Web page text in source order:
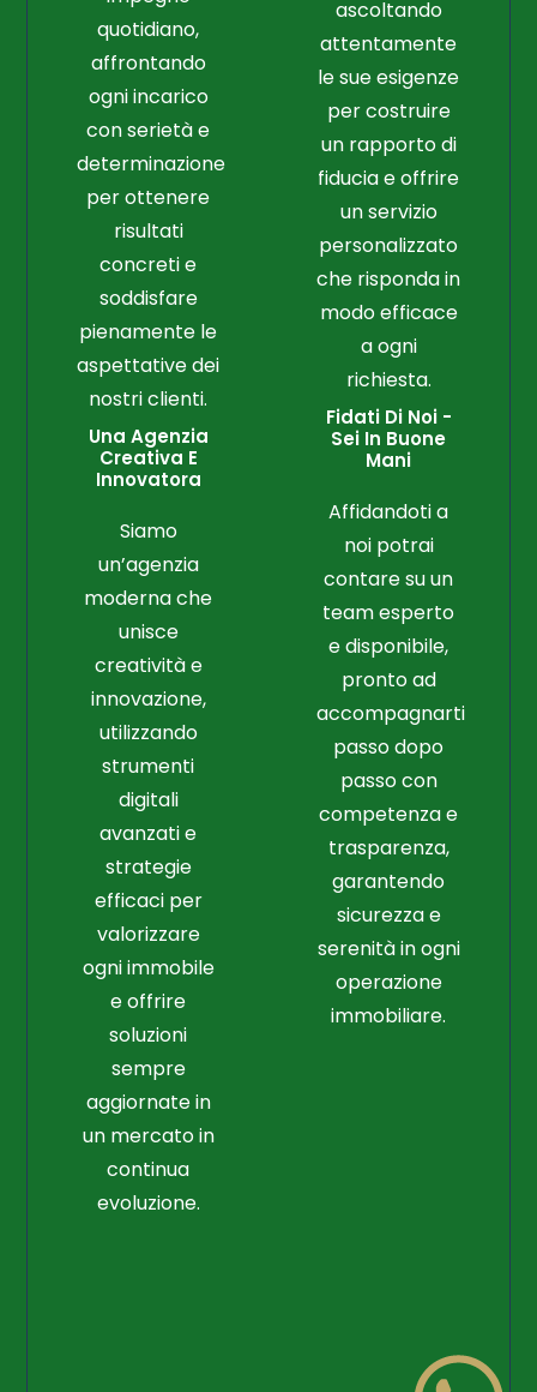
quotidiano,
affrontando
ogni incarico
con serietà e
determinazione
per ottenere
risultati
concreti e
soddisfare
pienamente le
aspettative dei
nostri clienti.
Una Agenzia
Creativa E
Innovatora
Siamo
un’agenzia
moderna che
unisce
creatività e
innovazione,
utilizzando
strumenti
digitali
avanzati e
strategie
efficaci per
valorizzare
ogni immobile
e offrire
soluzioni
sempre
aggiornate in
un mercato in
continua
evoluzione.
ascoltando
attentamente
le sue esigenze
per costruire
un rapporto di
fiducia e offrire
un servizio
personalizzato
che risponda in
modo efficace
a ogni
richiesta.
Fidati Di Noi -
Sei In Buone
Mani
Affidandoti a
noi potrai
contare su un
team esperto
e disponibile,
pronto ad
accompagnarti
passo dopo
passo con
competenza e
trasparenza,
garantendo
sicurezza e
serenità in ogni
operazione
immobiliare.